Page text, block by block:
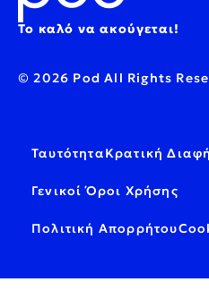
Το καλό να ακούγεται!
© 2026 Pod All Rights
ΤαυτότηταΚρατική
Γενικοί Όροι Χρήσης
Πολιτική Απορρήτου